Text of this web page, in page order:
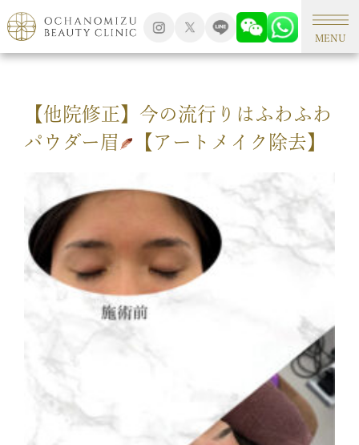
MENU
TOP アートメイク
【他院修正】今の流行りはふわふわ
パウダー眉
【アートメイク除去】